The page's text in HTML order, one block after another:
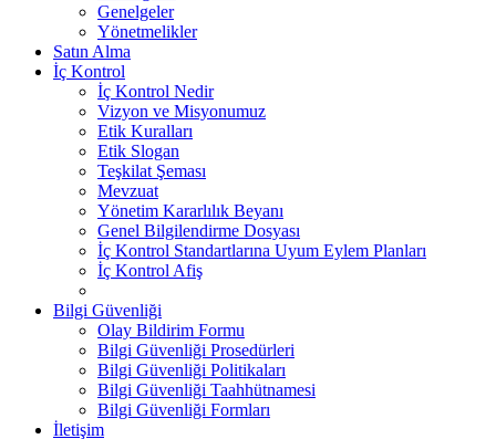
Genelgeler
Yönetmelikler
Satın Alma
İç Kontrol
İç Kontrol Nedir
Vizyon ve Misyonumuz
Etik Kuralları
Etik Slogan
Teşkilat Şeması
Mevzuat
Yönetim Kararlılık Beyanı
Genel Bilgilendirme Dosyası
İç Kontrol Standartlarına Uyum Eylem Planları
İç Kontrol Afiş
Bilgi Güvenliği
Olay Bildirim Formu
Bilgi Güvenliği Prosedürleri
Bilgi Güvenliği Politikaları
Bilgi Güvenliği Taahhütnamesi
Bilgi Güvenliği Formları
İletişim